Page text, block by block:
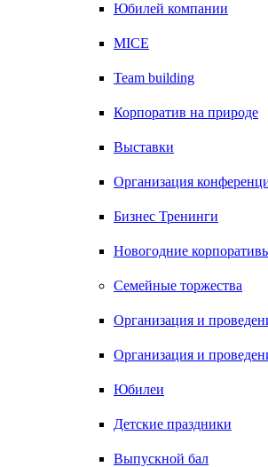
Юбилей компании
MICE
Team building
Корпоратив на природе
Выставки
Организация
Бизнес Тренинги
Новогодние
Семейные торжества
Организация и
Организация и
Юбилеи
Детские праздники
Выпускной бал